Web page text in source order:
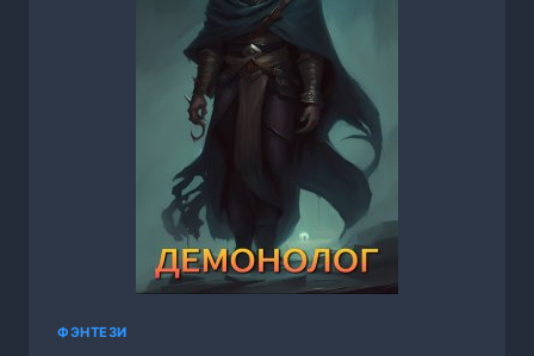
ФЭНТЕЗИ